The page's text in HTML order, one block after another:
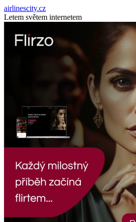
airlinescity.cz
Letem světem internetem